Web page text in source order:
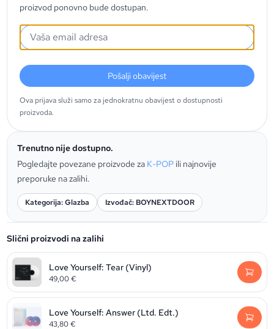
proizvod ponovno bude dostupan.
Pošalji obavijest
Ova prijava služi samo za jednokratnu obavijest o dostupnosti
proizvoda.
Trenutno nije dostupno.
Pogledajte povezane proizvode za K-POP ili najnovije
preporuke na zalihi.
Kategorija: Glazba Izvođač: BOYNEXTDOOR
Slični proizvodi na zalihi
Love Yourself: Tear (Vinyl)
49,00€
Love Yourself: Answer (Ltd. Edt.)
43,80€